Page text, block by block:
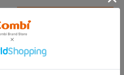
ト！
￥27,500